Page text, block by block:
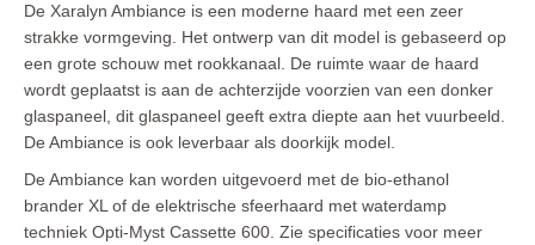
Onderdelen voor de bio ethanol brander van Xaralyn.
Model 2026
Onderdelen voor de Elektrische haarden en kachels met
Optiflame vuur 2026
Onderdelen voor de Elektrische haarden en kachels met
een Optimyst (waterdamp) vuur 2026
Onderdelen voor de houtkachel zoals een haardstel en
haardscherm of onderdelen gashaarden 2026
De Xaralyn Ambiance is een moderne haard met een zeer
strakke vormgeving. Het ontwerp van dit model is gebaseerd op
een grote schouw met rookkanaal. De ruimte waar de haard
wordt geplaatst is aan de achterzijde voorzien van een donker
glaspaneel, dit glaspaneel geeft extra diepte aan het vuurbeeld.
De Ambiance is ook leverbaar als doorkijk model.
De Ambiance kan worden uitgevoerd met de bio-ethanol
brander XL of de elektrische sfeerhaard met waterdamp
techniek Opti-Myst Cassette 600. Zie specificaties voor meer